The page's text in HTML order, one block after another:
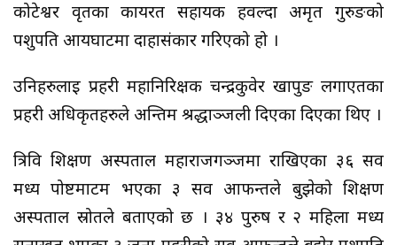
कोटेश्वर वृतका कार्यरत सहायक हवल्दा अमृत गुरुङको
पशुपति आर्यघाटमा दाहासंकार गरिएको हो ।
उनिहरुलाई प्रहरी महानिरिक्षक चन्द्रकुवेर खापुङ लगाएतका
प्रहरी अधिकृतहरुले अन्तिम श्रद्धाञ्जली दिएका दिएका थिए ।
त्रिवि शिक्षण अस्पताल महाराजगञ्जमा राखिएका ३६ सव
मध्य पोष्टमाटम भएका ३ सव आफन्तले बुझेको शिक्षण
अस्पताल स्रोतले बताएको छ । ३४ पुरुष र २ महिला मध्य